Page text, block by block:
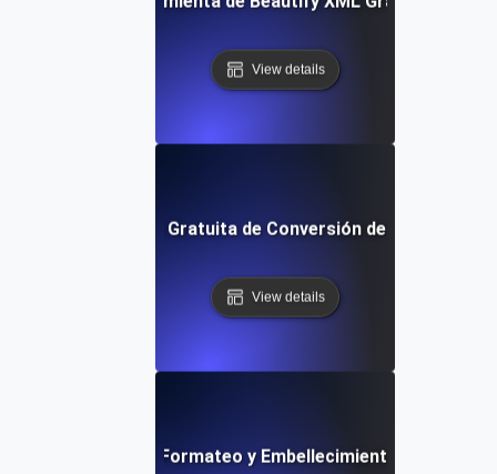
View details
Herramienta Gratuita de Conversión de XML a JSON
View details
Herramienta de Formateo y Embellecimiento YAML